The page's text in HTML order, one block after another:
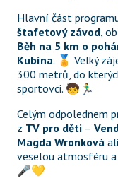
štafetový závod,
Běh na 5 km o
Kubína. 🏅 Velký
300 metrů, do
sportovci. 🧒🏃‍♂️
Celým odpolednem
z TV pro děti –
Magda Wronková
veselou atmosféru a
🎤💛